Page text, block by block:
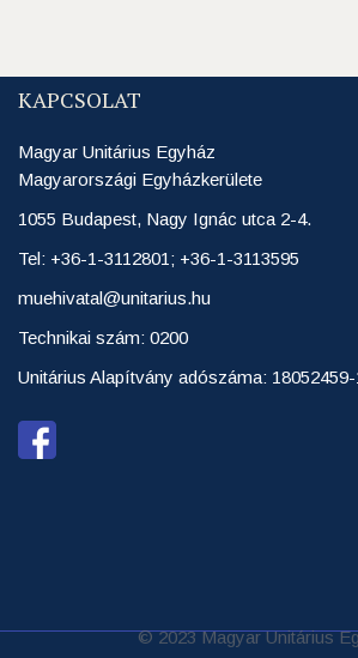
KAPCSOLAT
Magyar Unitárius Egyház
Magyarországi Egyházkerülete
1055 Budapest, Nagy Ignác utca 2-4.
Tel: +36-1-3112801; +36-1-3113595
muehivatal@unitarius.hu
Technikai szám: 0200
Unitárius Alapítvány adószáma: 18052459-
© 2023 Magyar Unitárius